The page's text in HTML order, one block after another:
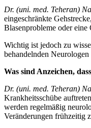
Dr. (uni. med. Teheran)
eingeschränkte
Blasenprobleme oder
Wichtig ist jedoch zu
behandelnden
Was sind Anzeichen,
Dr. (uni. med. Teheran)
Krankheitsschübe
werden regelmäßig
Veränderungen frühzeitig